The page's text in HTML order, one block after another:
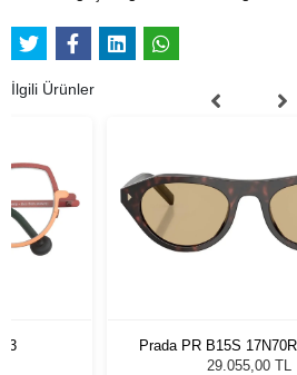
İlgili Ürünler
Prada PR B15S
Güneş Gözlüğü
29.055,00 TL